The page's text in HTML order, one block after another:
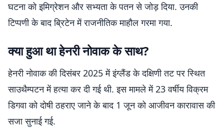
घटना को इमिग्रेशन और सभ्यता के पतन से जोड़ दिया. उनकी
टिप्पणी के बाद ब्रिटेन में राजनीतिक माहौल गरमा गया.
क्या हुआ था हेनरी नोवाक के साथ?
हेनरी नोवाक की दिसंबर 2025 में इंग्लैंड के दक्षिणी तट पर स्थित
साउथैम्पटन में हत्या कर दी गई थी. इस मामले में 23 वर्षीय विक्रम
डिगवा को दोषी ठहराए जाने के बाद 1 जून को आजीवन कारावास की
सजा सुनाई गई.